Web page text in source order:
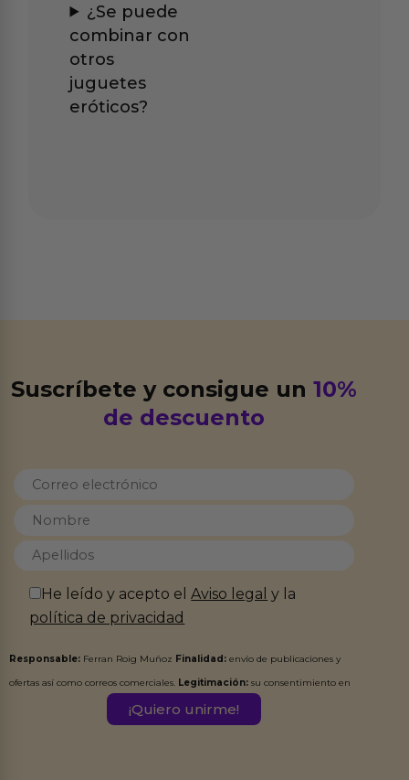
¿Se puede
combinar con
otros
juguetes
eróticos?
Suscríbete y consigue un10%
de descuento
He leído y acepto elAviso legal y la
política de privacidad
Responsable: Ferran Roig Muñoz Finalidad: envío de publicaciones y
ofertas así como correos comerciales. Legitimación: su consentimiento en
Destinatarios:Ferran Roig Muñoz. Podrás ejercer tus